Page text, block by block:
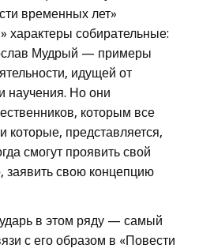
временных лет»
характеры собирательные:
Мудрый — примеры
идущей от
научения. Но они
которым все
которые, представляется,
смогут проявить свой
заявить свою концепцию
в этом ряду — самый
с его образом в «Повести